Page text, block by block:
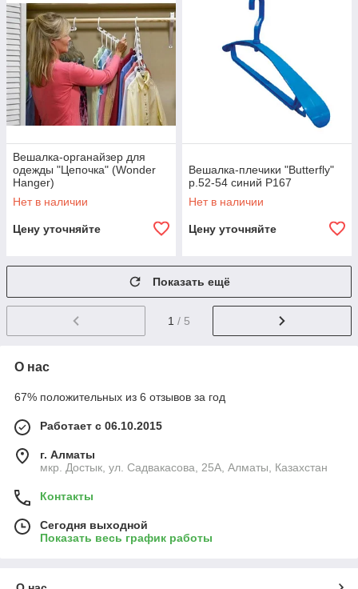
Вешалка-органайзер для
одежды "Цепочка" (Wonder
Hanger)
Нет в наличии
Цену уточняйте
Вешалка-плечики "Butterfly"
р.52-54 синий Р167
Нет в наличии
Цену уточняйте
Показать ещё
1 / 5
О нас
67% положительных из 6 отзывов за год
Работает с 06.10.2015
г. Алматы
мкр. Достык, ул. Садвакасова, 25А, Алматы, Казахстан
Контакты
Сегодня выходной
Показать весь график работы